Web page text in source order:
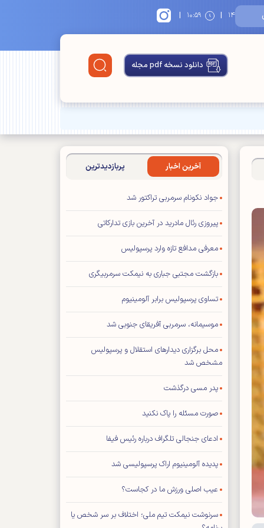
| ۱۰:۵۹ |
دانلود نسخه pdf مجله
آخرین اخبار پربازدیدترین
جواد نکونام سرمربی تراکتور شد
پیروزی رئال مادرید در آخرین بازی تدارکاتی
معرفی مدافع تازه وارد پرسپولیس
بازگشت مجتبی جباری به نیمکت سرمربیگری
تساوی پرسپولیس برابر آلومینیوم
موسیمانه، سرمربی آفریقای جنوبی شد
محل برگزاری دیدار‌های استقلال و پرسپولیس
مشخص شد
پدر مسی درگذشت
صورت مسئله را پاک نکنید
ادعای جنجالی تلگراف درباره رئیس فیفا
پدیده آلومینیوم اراک پرسپولیسی شد
عیب اصلی ورزش ما در کجاست؟
سرنوشت نیمکت تیم ملی؛ اختلاف بر سر شخص یا